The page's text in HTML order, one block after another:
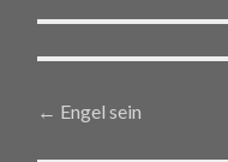
Post
← Engel sein